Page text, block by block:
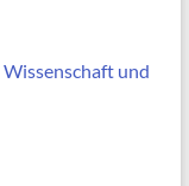
und